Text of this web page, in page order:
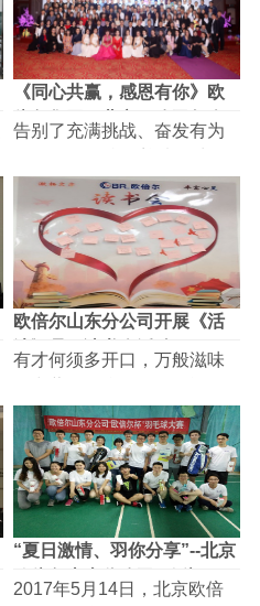
《同心共赢，感恩有你》欧
倍尔集团（北京）公司年会
告别了充满挑战、奋发有为
欧倍尔山东分公司开展《活
法》员工读书会活动
有才何须多开口，万般滋味
相逢一笑书留香...
“夏日激情、羽你分享”--北京
欧倍尔山东分公司“欧倍...
2017年5月14日，北京欧倍